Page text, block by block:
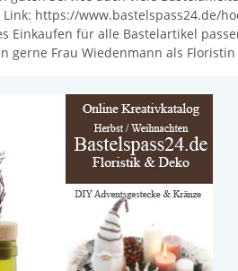
https://www.bastelspass24.de/
Einkaufen für alle Bastelartikel
gerne Frau Wiedenmann als